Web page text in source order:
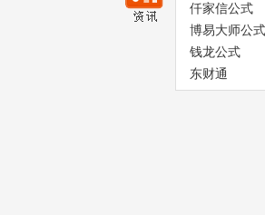
仟家信公式
博易大师公式
钱龙公式
东财通